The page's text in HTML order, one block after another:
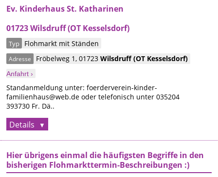
Ev. Kinderhaus St. Katharinen
01723 Wilsdruff (OT Kesselsdorf)
Typ Flohmarkt mit Ständen
Adresse Fröbelweg 1,01723Wilsdruff(OT Kesselsdorf)
Anfahrt ›
Standanmeldung unter: foerderverein-kinder-
familienhaus@web.de oder telefonisch unter 035204
393730 Fr. Dä..
Details
Hier übrigens einmal die häufigsten Begriffe in den
bisherigen Flohmarkttermin-Beschreibungen :)